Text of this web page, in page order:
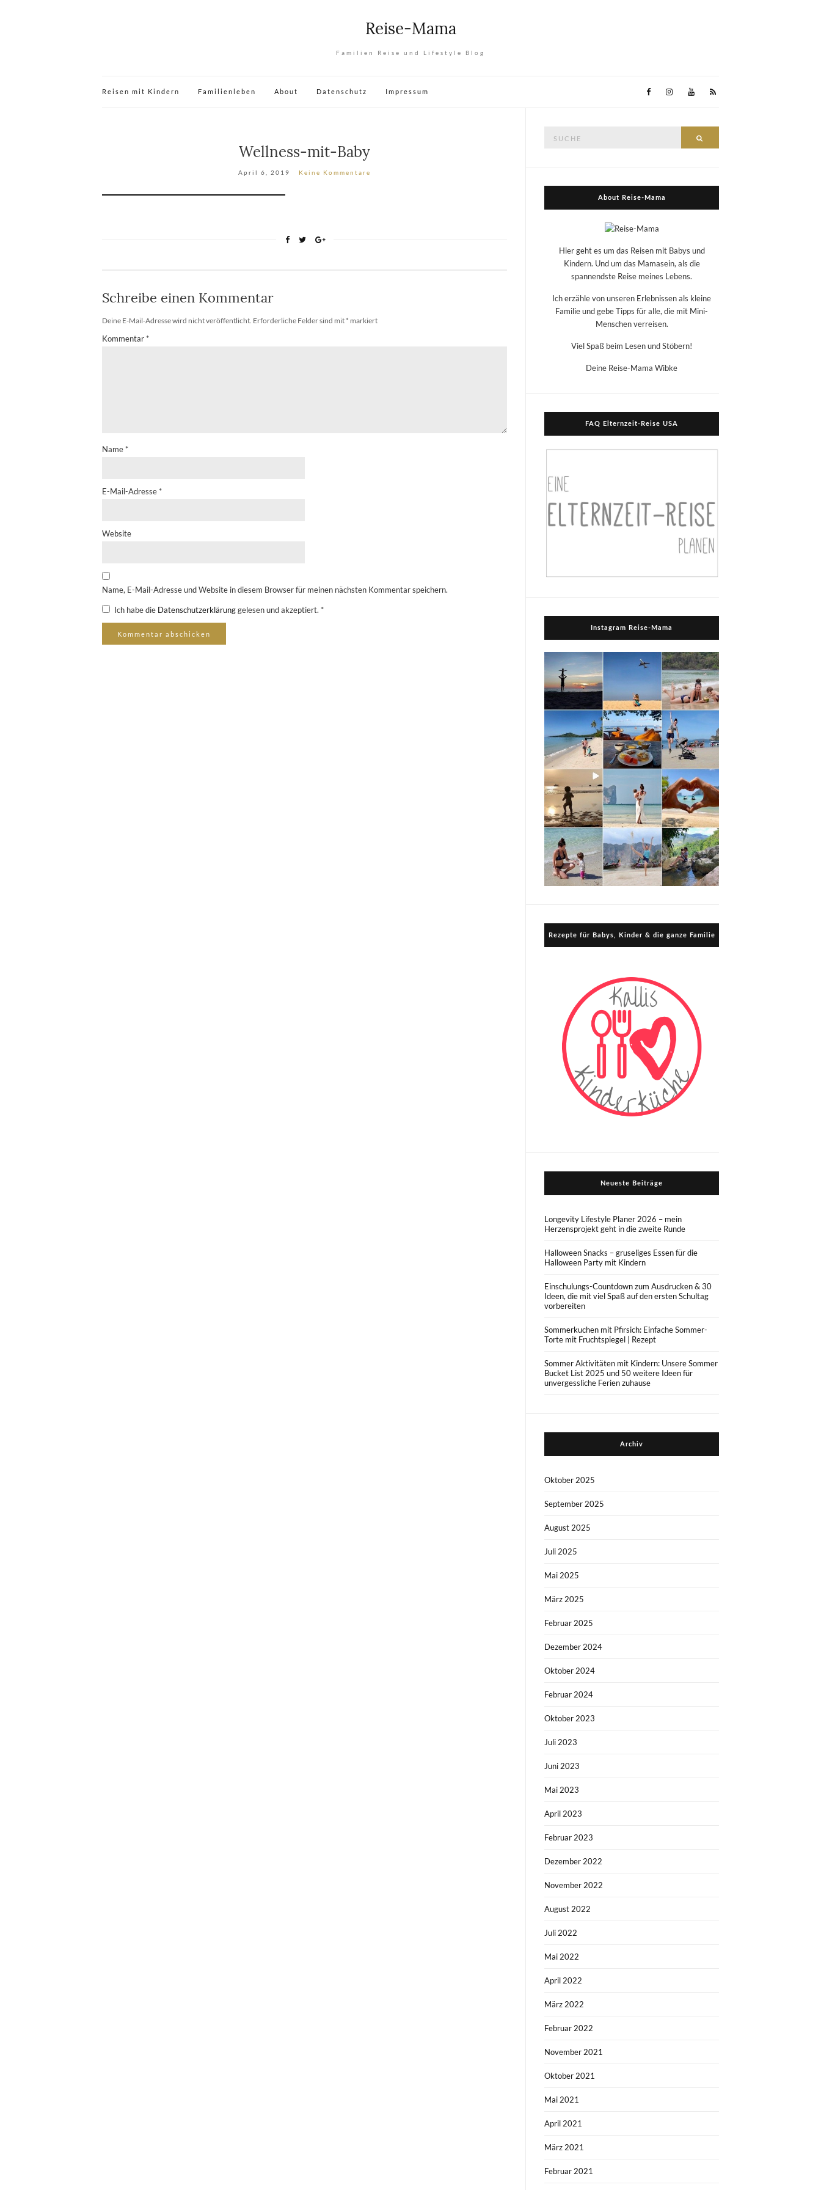
Reise-Mama
Familien Reise und Lifestyle Blog
Reisen mit Kindern Familienleben About Datenschutz Impressum
Wellness-mit-Baby
April 6, 2019 Keine Kommentare
Schreibe einen Kommentar
Deine E-Mail-Adresse wird nicht veröffentlicht. Erforderliche Felder sind mit * markiert
Kommentar *
Name *
E-Mail-Adresse *
Website
Name, E-Mail-Adresse und Website in diesem Browser für meinen nächsten Kommentar speichern.
Ich habe die Datenschutzerklärunggelesen und akzeptiert. *
About Reise-Mama
Hier geht es um das Reisen mit Babys und
Kindern. Und um das Mamasein, als die
spannendste Reise meines Lebens.
Ich erzähle von unseren Erlebnissen als kleine
Familie und gebe Tipps für alle, die mit Mini-
Menschen verreisen.
Viel Spaß beim Lesen und Stöbern!
Deine Reise-Mama Wibke
FAQ Elternzeit-Reise USA
Instagram Reise-Mama
Rezepte für Babys, Kinder & die ganze Familie
Neueste Beiträge
Longevity Lifestyle Planer 2026 – mein
Herzensprojekt geht in die zweite Runde
Halloween Snacks – gruseliges Essen für die
Halloween Party mit Kindern
Einschulungs-Countdown zum Ausdrucken & 30
Ideen, die mit viel Spaß auf den ersten Schultag
vorbereiten
Sommerkuchen mit Pfirsich: Einfache Sommer-
Torte mit Fruchtspiegel | Rezept
Sommer Aktivitäten mit Kindern: Unsere Sommer
Bucket List 2025 und 50 weitere Ideen für
unvergessliche Ferien zuhause
Archiv
Oktober 2025
September 2025
August 2025
Juli 2025
Mai 2025
März 2025
Februar 2025
Dezember 2024
Oktober 2024
Februar 2024
Oktober 2023
Juli 2023
Juni 2023
Mai 2023
April 2023
Februar 2023
Dezember 2022
November 2022
August 2022
Juli 2022
Mai 2022
April 2022
März 2022
Februar 2022
November 2021
Oktober 2021
Mai 2021
April 2021
März 2021
Februar 2021